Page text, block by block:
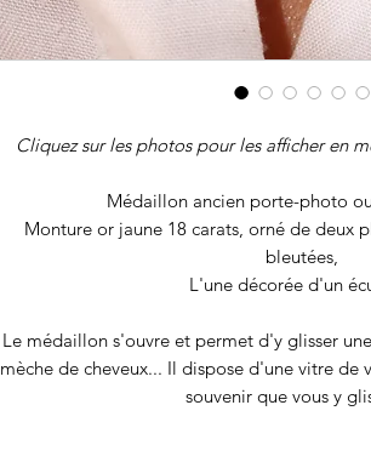
Cliquez sur les photos pour les afficher en
Médaillon ancien porte-photo
Monture or jaune 18 carats, orné de deux
bleutées,
L'une décorée d'un
Le médaillon s'ouvre et permet d'y glisser
mèche de cheveux... Il dispose d'une vitre
souvenir que vous y